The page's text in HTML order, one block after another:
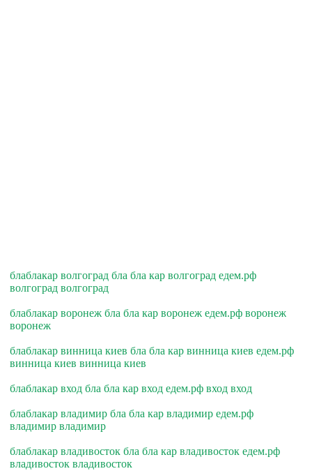
блаблакар волгоград бла бла кар волгоград едем.рф
волгоград волгоград
блаблакар воронеж бла бла кар воронеж едем.рф воронеж
воронеж
блаблакар винница киев бла бла кар винница киев едем.рф
винница киев винница киев
блаблакар вход бла бла кар вход едем.рф вход вход
блаблакар владимир бла бла кар владимир едем.рф
владимир владимир
блаблакар владивосток бла бла кар владивосток едем.рф
владивосток владивосток